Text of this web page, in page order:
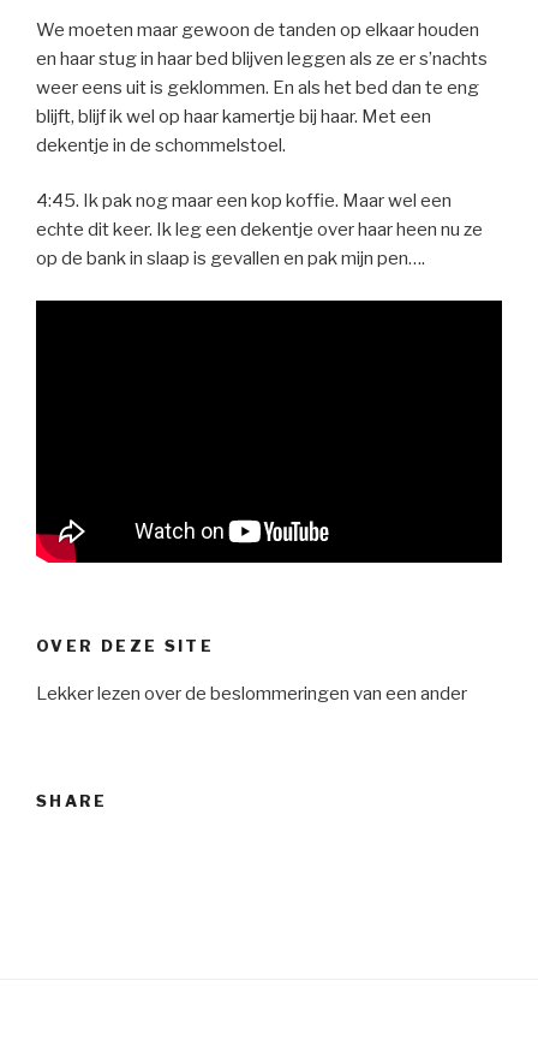
We moeten maar gewoon de tanden op elkaar houden
en haar stug in haar bed blijven leggen als ze er s’nachts
weer eens uit is geklommen. En als het bed dan te eng
blijft, blijf ik wel op haar kamertje bij haar. Met een
dekentje in de schommelstoel.
4:45. Ik pak nog maar een kop koffie. Maar wel een
echte dit keer. Ik leg een dekentje over haar heen nu ze
op de bank in slaap is gevallen en pak mijn pen….
OVER DEZE SITE
Lekker lezen over de beslommeringen van een ander
SHARE